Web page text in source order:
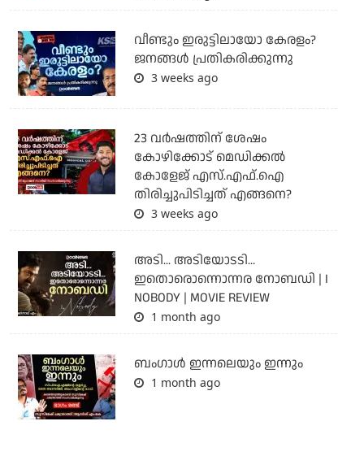
വീണ്ടും ഇരുട്ടിലായോ കേരളം?
ജനങ്ങൾ പ്രതികരിക്കുന്നു
3 weeks ago
23 വർഷത്തിന് ശേഷം
കോഴിക്കോട് മെഡിക്കൽ
കോളേജ് എസ്.എഫ്.ഐ
തിരിച്ചുപിടിച്ചത് എങ്ങനെ?
3 weeks ago
അടി... അടിയോടടി...
ഇതൊരൊന്നൊന്നര നോബഡി | I
NOBODY | MOVIE REVIEW
1 month ago
ബംഗാള്‍ ഇന്നലെയും ഇന്നും
1 month ago